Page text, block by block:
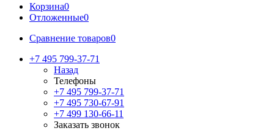
Корзина0
Отложенные0
Сравнение товаров0
+7 495 799-37-71
Назад
Телефоны
+7 495 799-37-71
+7 495 730-67-91
+7 499 130-66-11
Заказать звонок